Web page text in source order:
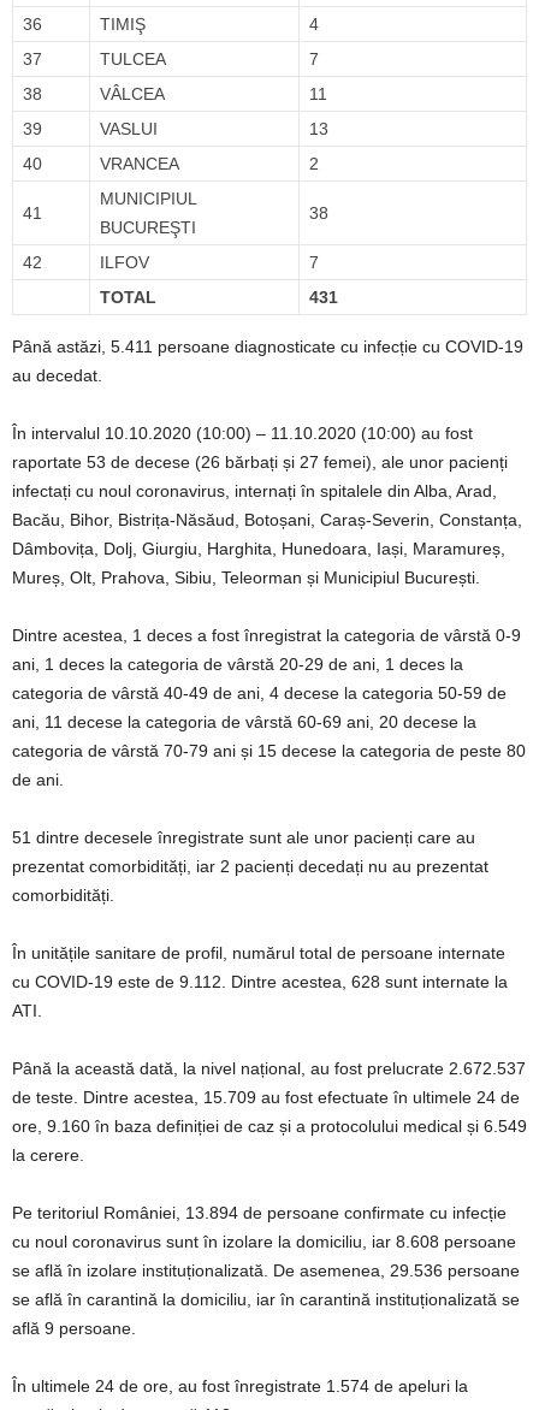
36
TIMIŞ
4
37
TULCEA
7
38
VÂLCEA
11
39
VASLUI
13
40
VRANCEA 2
41
MUNICIPIUL
BUCUREŞTI
38
42 ILFOV
7
TOTAL
431
Până astăzi, 5.411 persoane diagnosticate cu infecție cu COVID-19
au decedat.
În intervalul 10.10.2020 (10:00) – 11.10.2020 (10:00) au fost
raportate 53 de decese (26 bărbați și 27 femei), ale unor pacienți
infectați cu noul coronavirus, internați în spitalele din Alba, Arad,
Bacău, Bihor, Bistrița-Năsăud, Botoșani, Caraș-Severin, Constanța,
Dâmbovița, Dolj, Giurgiu, Harghita, Hunedoara, Iași, Maramureș,
Mureș, Olt, Prahova, Sibiu, Teleorman și Municipiul București.
Dintre acestea, 1 deces a fost înregistrat la categoria de vârstă 0-9
ani, 1 deces la categoria de vârstă 20-29 de ani, 1 deces la
categoria de vârstă 40-49 de ani, 4 decese la categoria 50-59 de
ani, 11 decese la categoria de vârstă 60-69 ani, 20 decese la
categoria de vârstă 70-79 ani și 15 decese la categoria de peste 80
de ani.
51 dintre decesele înregistrate sunt ale unor pacienți care au
prezentat comorbidități, iar 2 pacienți decedați nu au prezentat
comorbidități.
În unitățile sanitare de profil, numărul total de persoane internate
cu COVID-19 este de 9.112. Dintre acestea, 628 sunt internate la
ATI.
Până la această dată, la nivel național, au fost prelucrate 2.672.537
de teste. Dintre acestea, 15.709 au fost efectuate în ultimele 24 de
ore, 9.160 în baza definiției de caz și a protocolului medical și 6.549
la cerere.
Pe teritoriul României, 13.894 de persoane confirmate cu infecție
cu noul coronavirus sunt în izolare la domiciliu, iar 8.608 persoane
se află în izolare instituționalizată. De asemenea, 29.536 persoane
se află în carantină la domiciliu, iar în carantină instituționalizată se
află 9 persoane.
În ultimele 24 de ore, au fost înregistrate 1.574 de apeluri la